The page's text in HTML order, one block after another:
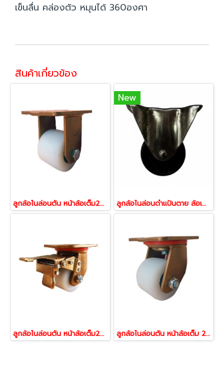
เข็นลื่น คล่องตัว หมุนได้ 360องศา
สินค้าเกี่ยวข้อง
ลูกล้อไนล่อนตัน หน้าล้อเต็ม2นิ้ว รับน้ำหนัก600กก.แป้นตาย รุ่นA8 ยี่ห้อ PAREO 38738
New
ลูกล้อไนล่อนดำแป้นตาย ล้อเฟอร์นิเจอร์ ล้อโต๊ะ ล้อตู้ ล้อเตียง ตรา HUFA พร้อมส่ง (1ลูก)
ลูกล้อไนล่อนตัน หน้าล้อเต็ม2นิ้ว น้ำหนัก600กก.แป้นเบรก รุ่นA8 ยี่ห้อ PAREO 38769 ลูกล้อไนล่อนตัน หน้าล้อเต็ม 2 นิ้ว รับน้ำหนัก600กก.แป้นหมุน รุ่นA8 ยี่ห้อ PAREO 38707